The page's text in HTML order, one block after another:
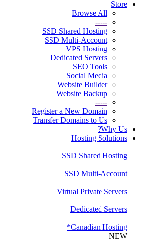
Store
Browse All
-----
SSD Shared Hosting
SSD Multi-Account
VPS Hosting
Dedicated Servers
SEO Tools
Social Media
Website Builder
Website Backup
-----
Register a New Domain
Transfer Domains to Us
Why Us?
Hosting Solutions
SSD Shared Hosting
SSD Multi-Account
Virtual Private Servers
Dedicated Servers
Canadian Hosting*
NEW